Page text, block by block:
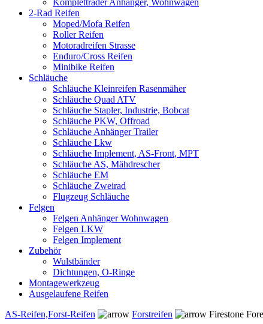
Kompletträder Anhänger, Wohnwagen
2-Rad Reifen
Moped/Mofa Reifen
Roller Reifen
Motoradreifen Strasse
Enduro/Cross Reifen
Minibike Reifen
Schläuche
Schläuche Kleinreifen Rasenmäher
Schläuche Quad ATV
Schläuche Stapler, Industrie, Bobcat
Schläuche PKW, Offroad
Schläuche Anhänger Trailer
Schläuche Lkw
Schläuche Implement, AS-Front, MPT
Schläuche AS, Mähdrescher
Schläuche EM
Schläuche Zweirad
Flugzeug Schläuche
Felgen
Felgen Anhänger Wohnwagen
Felgen LKW
Felgen Implement
Zubehör
Wulstbänder
Dichtungen, O-Ringe
Montagewerkzeug
Ausgelaufene Reifen
AS-Reifen,Forst-Reifen
Forstreifen Firestone